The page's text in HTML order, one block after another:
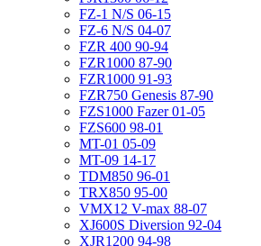
FZ-1 N/S 06-15
FZ-6 N/S 04-07
FZR 400 90-94
FZR1000 87-90
FZR1000 91-93
FZR750 Genesis 87-90
FZS1000 Fazer 01-05
FZS600 98-01
MT-01 05-09
MT-09 14-17
TDM850 96-01
TRX850 95-00
VMX12 V-max 88-07
XJ600S Diversion 92-04
XJR1200 94-98